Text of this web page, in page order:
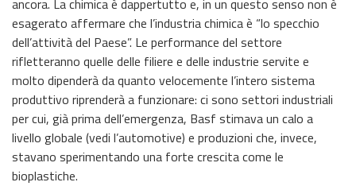
esagerato affermare che l’industria chimica è “lo specchio
dell’attività del Paese”. Le performance del settore
rifletteranno quelle delle filiere e delle industrie servite e
molto dipenderà da quanto velocemente l’intero sistema
produttivo riprenderà a funzionare: ci sono settori industriali
per cui, già prima dell’emergenza, Basf stimava un calo a
livello globale (vedi l’automotive) e produzioni che, invece,
stavano sperimentando una forte crescita come le
bioplastiche.